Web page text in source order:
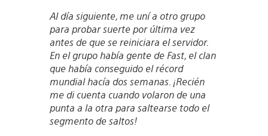
Al día siguiente, me uní a otro grupo
para probar suerte por última vez
antes de que se reiniciara el servidor.
En el grupo había gente de Fast, el clan
que había conseguido el récord
mundial hacía dos semanas. ¡Recién
me di cuenta cuando volaron de una
punta a la otra para saltearse todo el
segmento de saltos!